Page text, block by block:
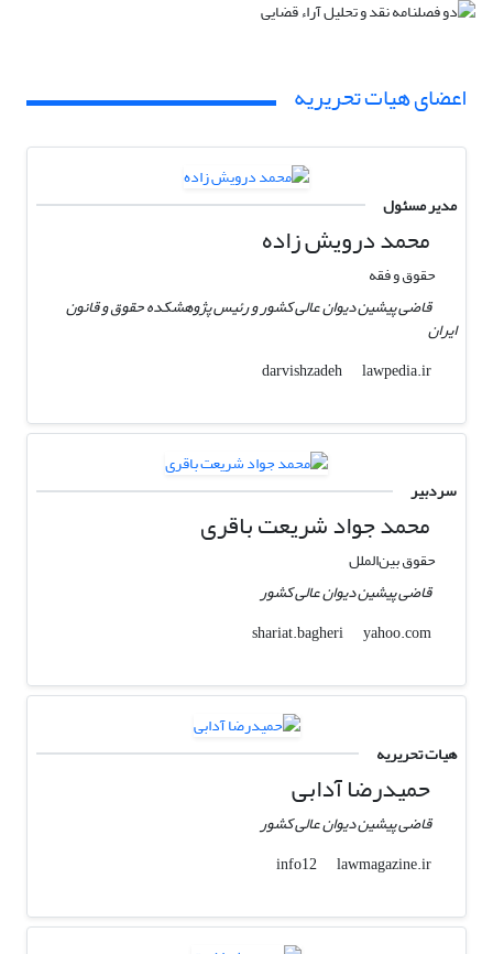
اعضای هیات تحریریه
مدیر مسئول
محمد درویش زاده
حقوق و فقه
قاضی پیشین دیوان عالی کشور و رئیس پژوهشکده حقوق و قانون
ایران
darvishzadeh
lawpedia.ir
سردبیر
محمد جواد شریعت باقری
حقوق بین‌الملل
قاضی پیشین دیوان عالی کشور
shariat.bagheri
yahoo.com
هیات تحریریه
حمیدرضا آدابی
قاضی پیشین دیوان عالی کشور
info12
lawmagazine.ir